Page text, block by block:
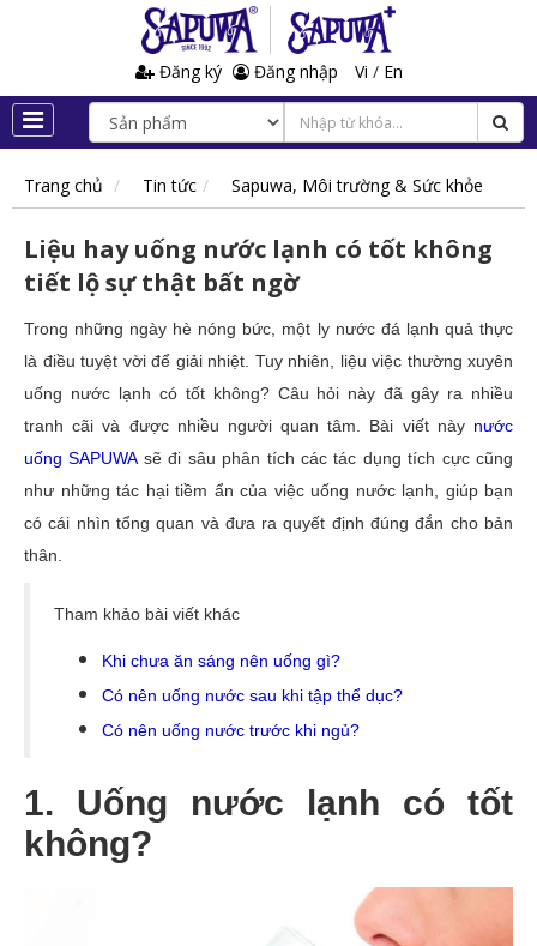
Đăng ký Đăng nhập Vi / En
Trang chủ Tin tức Sapuwa, Môi trường & Sức khỏe
Liệu hay uống nước lạnh có tốt không
tiết lộ sự thật bất ngờ
Trong những ngày hè nóng bức, một ly nước đá lạnh quả thực
là điều tuyệt vời để giải nhiệt. Tuy nhiên, liệu việc thường xuyên
uống nước lạnh có tốt không? Câu hỏi này đã gây ra nhiều
tranh cãi và được nhiều người quan tâm. Bài viết này nước
uống SAPUWAsẽ đi sâu phân tích các tác dụng tích cực cũng
như những tác hại tiềm ẩn của việc uống nước lạnh, giúp bạn
có cái nhìn tổng quan và đưa ra quyết định đúng đắn cho bản
thân.
Tham khảo bài viết khác
Khi chưa ăn sáng nên uống gì?
Có nên uống nước sau khi tập thể dục?
Có nên uống nước trước khi ngủ?
1. Uống nước lạnh có tốt
không?